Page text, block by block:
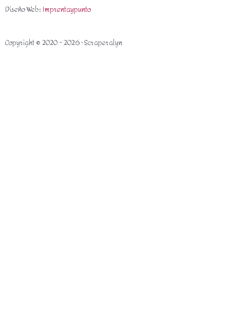
Diseño Web:Imprentaypunto
Copyright © 2020 - 2026 · Scraperalyn